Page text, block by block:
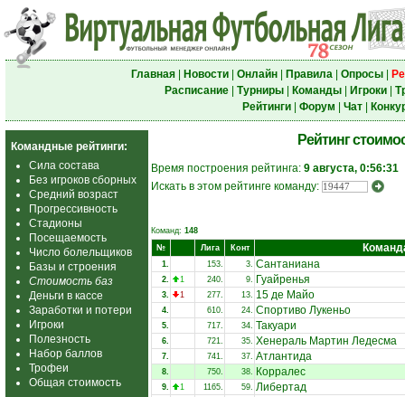
Главная| Новости| Онлайн| Правила| Опросы|
Расписание| Турниры| Команды| Игроки|
Рейтинги| Форум Чат|
Командные рейтинги:
Сила состава
Без игроков сборных
Средний возраст
Прогрессивность
Стадионы
Посещаемость
Число болельщиков
Базы и строения
Стоимость баз
Деньги в кассе
Заработки и потери
Игроки
Полезность
Набор баллов
Трофеи
Общая стоимость
Рейтинг
Время построения рейтинга: 9 августа, 0:56:31
Искать в этом рейтинге команду:
Команд: 148
№
Лига Конт
1. 153. 3. Сантаниана
2. 1 240. 9. Гуайренья
3. 1 277. 13. 15 де Майо
4. 610. 24. Спортиво Лукеньо
5. 717. 34. Такуари
6. 721. 35. Хенераль Мартин Ледесма
7. 741. 37. Атлантида
8. 750. 38. Корралес
9. 1 1165. 59. Либертад